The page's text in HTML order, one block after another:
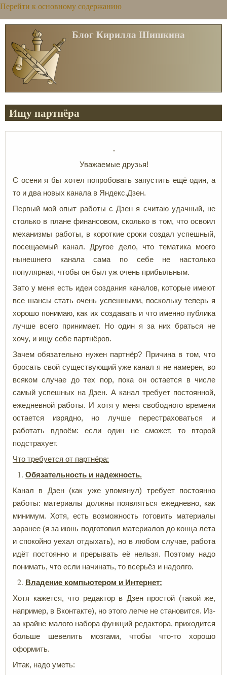
Перейти к основному содержанию
Блог Кирилла Шишкина
Ищу партнёра
Уважаемые друзья!
С осени я бы хотел попробовать запустить ещё один, а
то и два новых канала в Яндекс.Дзен.
Первый мой опыт работы с Дзен я считаю удачный, не
столько в плане финансовом, сколько в том, что освоил
механизмы работы, в короткие сроки создал успешный,
посещаемый канал. Другое дело, что тематика моего
нынешнего канала сама по себе не настолько
популярная, чтобы он был уж очень прибыльным.
Зато у меня есть идеи создания каналов, которые имеют
все шансы стать очень успешными, поскольку теперь я
хорошо понимаю, как их создавать и что именно публика
лучше всего принимает. Но один я за них браться не
хочу, и ищу себе партнёров.
Зачем обязательно нужен партнёр? Причина в том, что
бросать свой существующий уже канал я не намерен, во
всяком случае до тех пор, пока он остается в числе
самый успешных на Дзен. А канал требует постоянной,
ежедневной работы. И хотя у меня свободного времени
остается изрядно, но лучше перестраховаться и
работать вдвоём: если один не сможет, то второй
подстрахует.
Что требуется от партнёра:
Обязательность и надежность.
Канал в Дзен (как уже упомянул) требует постоянно
работы: материалы должны появляться ежедневно, как
минимум. Хотя, есть возможность готовить материалы
заранее (я за июнь подготовил материалов до конца лета
и спокойно уехал отдыхать), но в любом случае, работа
идёт постоянно и прерывать её нельзя. Поэтому надо
понимать, что если начинать, то всерьёз и надолго.
Владение компьютером и Интернет:
Хотя кажется, что редактор в Дзен простой (такой же,
например, в Вконтакте), но этого легче не становится. Из-
за крайне малого набора функций редактора, приходится
больше шевелить мозгами, чтобы что-то хорошо
оформить.
Итак, надо уметь: